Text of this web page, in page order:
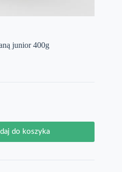
junior 400g
do koszyka